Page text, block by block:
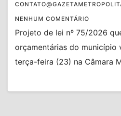
NENHUM COMENTÁRIO
Projeto de lei nº 75/2026
orçamentárias do município
terça-feira (23) na Câmara